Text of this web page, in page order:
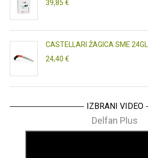
39,85 €
CASTELLARI ŽAGICA SME 24GL
24,40 €
IZBRANI VIDEO
Delfan Plus